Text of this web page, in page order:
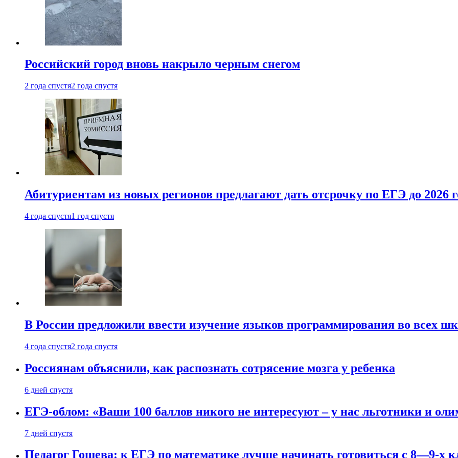
Российский город вновь накрыло черным снегом
2 года спустя2 года спустя
Абитуриентам из новых регионов предлагают дать отсрочку по ЕГЭ до 2026
4 года спустя1 год спустя
В России предложили ввести изучение языков программирования во всех
4 года спустя2 года спустя
Россиянам объяснили, как распознать сотрясение мозга у ребенка
6 дней спустя
ЕГЭ-облом: «Ваши 100 баллов никого не интересуют – у нас льготники и
7 дней спустя
Педагог Гошева: к ЕГЭ по математике лучше начинать готовиться с 8—9-х